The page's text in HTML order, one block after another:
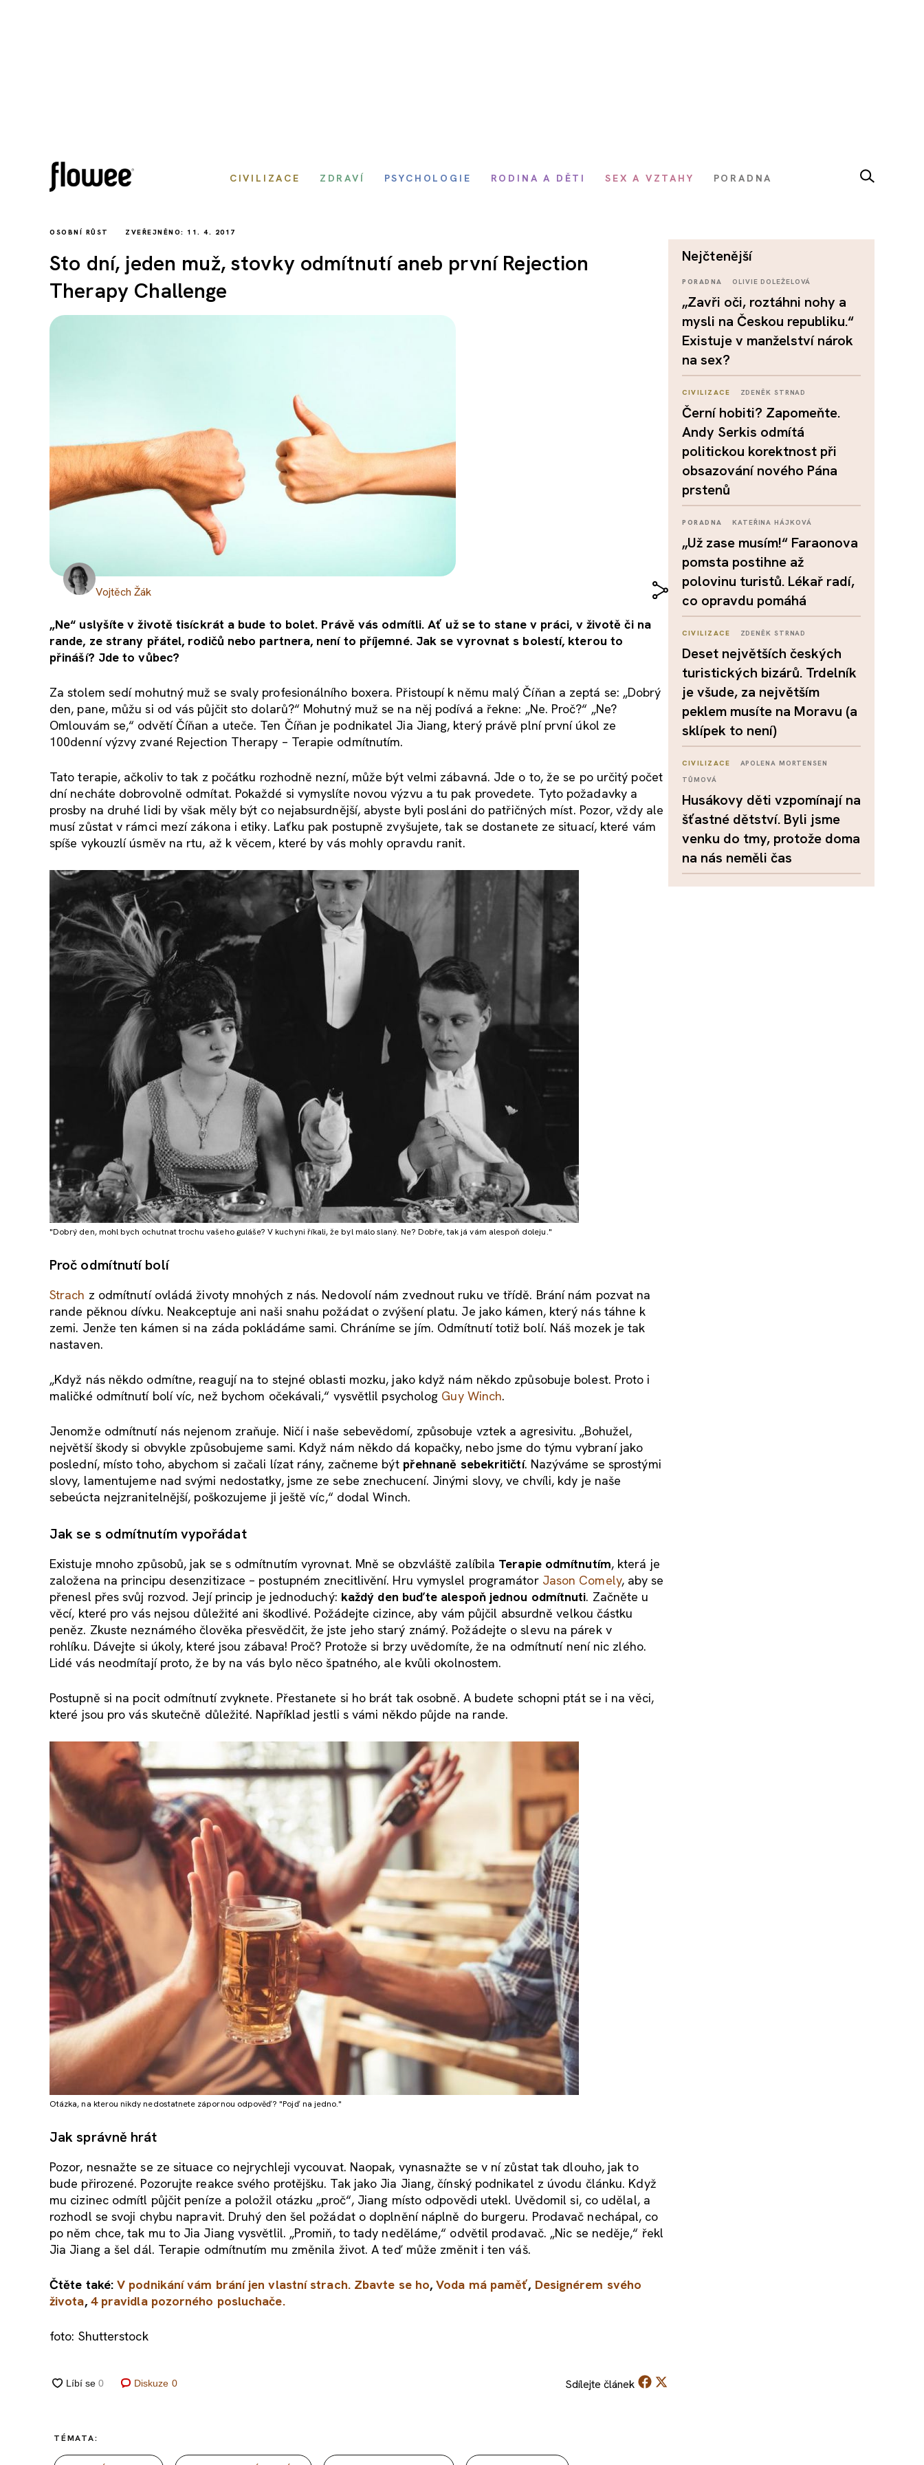
CIVILIZACE ZDRAVÍ PSYCHOLOGIE RODINA A DĚTI SEX A VZTAHY PORADNA
OSOBNÍ RŮST ZVEŘEJNĚNO: 11. 4. 2017
Sto dní, jeden muž, stovky odmítnutí aneb první Rejection
Therapy Challenge
Vojtěch Žák
„Ne“ uslyšíte v životě tisíckrát a bude to bolet. Právě vás odmítli. Ať už se to stane v práci, v životě či na
rande, ze strany přátel, rodičů nebo partnera, není to příjemné. Jak se vyrovnat s bolestí, kterou to
přináší? Jde to vůbec?
Za stolem sedí mohutný muž se svaly profesionálního boxera. Přistoupí k němu malý Číňan a zeptá se: „Dobrý
den, pane, můžu si od vás půjčit sto dolarů?“ Mohutný muž se na něj podívá a řekne: „Ne. Proč?“ „Ne?
Omlouvám se,“ odvětí Číňan a uteče. Ten Číňan je podnikatel Jia Jiang, který právě plní první úkol ze
100denní výzvy zvané Rejection Therapy – Terapie odmítnutím.
Tato terapie, ačkoliv to tak z počátku rozhodně nezní, může být velmi zábavná. Jde o to, že se po určitý počet
dní necháte dobrovolně odmítat. Pokaždé si vymyslíte novou výzvu a tu pak provedete. Tyto požadavky a
prosby na druhé lidi by však měly být co nejabsurdnější, abyste byli posláni do patřičných míst. Pozor, vždy ale
musí zůstat v rámci mezí zákona i etiky. Laťku pak postupně zvyšujete, tak se dostanete ze situací, které vám
spíše vykouzlí úsměv na rtu, až k věcem, které by vás mohly opravdu ranit.
"Dobrý den, mohl bych ochutnat trochu vašeho guláše? V kuchyni říkali, že byl málo slaný. Ne? Dobře, tak já vám alespoň doleju."
Proč odmítnutí bolí
Strach z odmítnutí ovládá životy mnohých z nás. Nedovolí nám zvednout ruku ve třídě. Brání nám pozvat na
rande pěknou dívku. Neakceptuje ani naši snahu požádat o zvýšení platu. Je jako kámen, který nás táhne k
zemi. Jenže ten kámen si na záda pokládáme sami. Chráníme se jím. Odmítnutí totiž bolí. Náš mozek je tak
nastaven.
„Když nás někdo odmítne, reagují na to stejné oblasti mozku, jako když nám někdo způsobuje bolest. Proto i
maličké odmítnutí bolí víc, než bychom očekávali,“ vysvětlil psycholog Guy Winch.
Jenomže odmítnutí nás nejenom zraňuje. Ničí i naše sebevědomí, způsobuje vztek a agresivitu. „Bohužel,
největší škody si obvykle způsobujeme sami. Když nám někdo dá kopačky, nebo jsme do týmu vybraní jako
poslední, místo toho, abychom si začali lízat rány, začneme být přehnaně sebekritičtí. Nazýváme se sprostými
slovy, lamentujeme nad svými nedostatky, jsme ze sebe znechucení. Jinými slovy, ve chvíli, kdy je naše
sebeúcta nejzranitelnější, poškozujeme ji ještě víc,“ dodal Winch.
Jak se s odmítnutím vypořádat
Existuje mnoho způsobů, jak se s odmítnutím vyrovnat. Mně se obzvláště zalíbila Terapie odmítnutím, která je
založena na principu desenzitizace – postupném znecitlivění. Hru vymyslel programátor Jason Comely, aby se
přenesl přes svůj rozvod. Její princip je jednoduchý: každý den buďte alespoň jednou odmítnuti. Začněte u
věcí, které pro vás nejsou důležité ani škodlivé. Požádejte cizince, aby vám půjčil absurdně velkou částku
peněz. Zkuste neznámého člověka přesvědčit, že jste jeho starý známý. Požádejte o slevu na párek v
rohlíku. Dávejte si úkoly, které jsou zábava! Proč? Protože si brzy uvědomíte, že na odmítnutí není nic zlého.
Lidé vás neodmítají proto, že by na vás bylo něco špatného, ale kvůli okolnostem.
Postupně si na pocit odmítnutí zvyknete. Přestanete si ho brát tak osobně. A budete schopni ptát se i na věci,
které jsou pro vás skutečně důležité. Například jestli s vámi někdo půjde na rande.
Otázka, na kterou nikdy nedostatnete zápornou odpověď? "Pojď na jedno."
Jak správně hrát
Pozor, nesnažte se ze situace co nejrychleji vycouvat. Naopak, vynasnažte se v ní zůstat tak dlouho, jak to
bude přirozené. Pozorujte reakce svého protějšku. Tak jako Jia Jiang, čínský podnikatel z úvodu článku. Když
mu cizinec odmítl půjčit peníze a položil otázku „proč“, Jiang místo odpovědi utekl. Uvědomil si, co udělal, a
rozhodl se svoji chybu napravit. Druhý den šel požádat o doplnění náplně do burgeru. Prodavač nechápal, co
po něm chce, tak mu to Jia Jiang vysvětlil. „Promiň, to tady neděláme,“ odvětil prodavač. „Nic se neděje,“ řekl
Jia Jiang a šel dál. Terapie odmítnutím mu změnila život. A teď může změnit i ten váš.
Čtěte také:V podnikání vám brání jen vlastní strach. Zbavte se ho,Voda má paměť, Designérem svého
života, 4 pravidla pozorného posluchače.
foto: Shutterstock
Diskuze 0 Sdílejte článek
TÉMATA:
nejčtenější
PORADNA OLIVIE DOLEŽELOVÁ
„Zavři oči, roztáhni nohy a
mysli na Českou republiku.“
Existuje v manželství nárok
na sex?
CIVILIZACE ZDENĚK STRNAD
Černí hobiti? Zapomeňte.
Andy Serkis odmítá
politickou korektnost při
obsazování nového Pána
prstenů
PORADNA KATEŘINA HÁJKOVÁ
„Už zase musím!“ Faraonova
pomsta postihne až
polovinu turistů. Lékař radí,
co opravdu pomáhá
CIVILIZACE ZDENĚK STRNAD
Deset největších českých
turistických bizárů. Trdelník
je všude, za největším
peklem musíte na Moravu (a
sklípek to není)
CIVILIZACE
APOLENA MORTENSEN
TŮMOVÁ
Husákovy děti vzpomínají na
šťastné dětství. Byli jsme
venku do tmy, protože doma
na nás neměli čas